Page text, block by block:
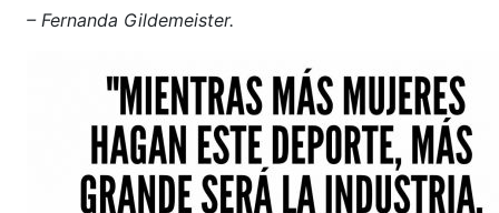
– Fernanda Gildemeister.